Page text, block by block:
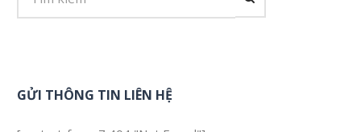
GỬI THÔNG TIN LIÊN HỆ